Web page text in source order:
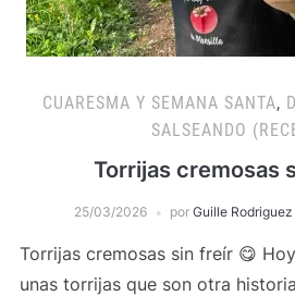
CUARESMA Y SEMANA SANTA,
SALSEANDO
Torrijas cremosas
25/03/2026 por Guille Rodriguez
Torrijas cremosas sin freír 😋
unas torrijas que son otra